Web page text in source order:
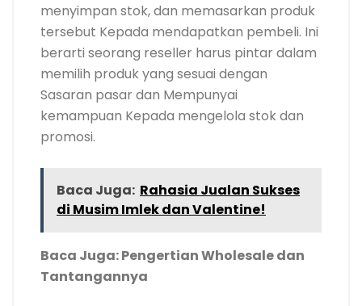
menyimpan stok, dan memasarkan produk
tersebut Kepada mendapatkan pembeli. Ini
berarti seorang reseller harus pintar dalam
memilih produk yang sesuai dengan
Sasaran pasar dan Mempunyai
kemampuan Kepada mengelola stok dan
promosi.
Baca Juga: Rahasia Jualan Sukses
di Musim Imlek dan Valentine!
Baca Juga: Pengertian Wholesale dan
Tantangannya